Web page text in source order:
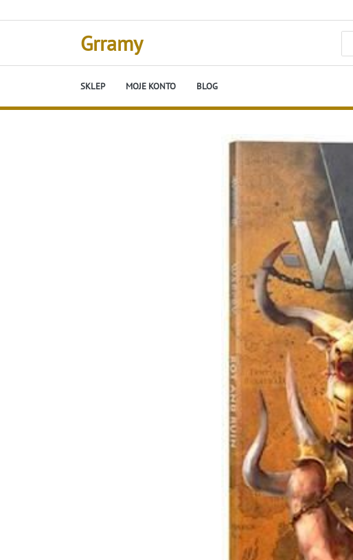
to
Grramy
SKLEP MOJE KONTO BLOG